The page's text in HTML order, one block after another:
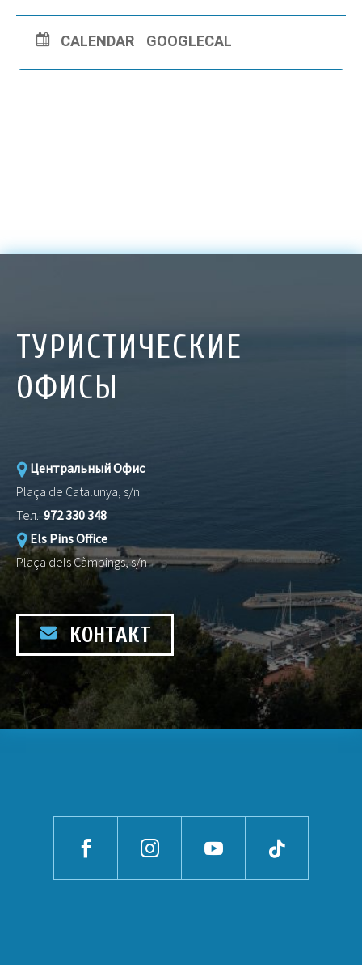
CALENDAR GOOGLECAL
ТУРИСТИЧЕСКИЕ
ОФИСЫ
Центральный Офис
Plaça de Catalunya, s/n
Тел.:972 330 348
Els Pins Office
Plaça dels Càmpings, s/n
КОНТАКТ